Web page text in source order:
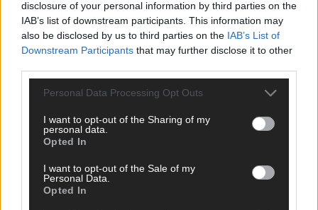
disclosure of your personal information by third parties on the
IAB’s list of downstream participants. This information may
also be disclosed by us to third parties on the IAB’s List of
Downstream Participants that may further disclose it to other
Personal Data Processing Opt Outs
I want to opt-out of the Sharing of my
personal data.
Opted In
I want to opt-out of the Sale of my
Personal Data.
Opted In
SCHNELL ZUM RESSORT
Nachrichten
Wirtschaft
Ratgeber
Kommentar
Eurovision
FLASH – DAS VIDEOPORTAL